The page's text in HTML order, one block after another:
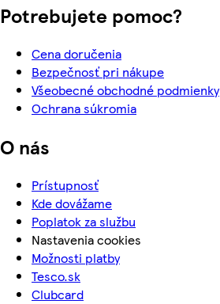
Potrebujete pomoc?
Cena doručenia
Bezpečnosť pri nákupe
Všeobecné obchodné podmienky
Ochrana súkromia
O nás
Prístupnosť
Kde dovážame
Poplatok za službu
Nastavenia cookies
Možnosti platby
Tesco.sk
Clubcard